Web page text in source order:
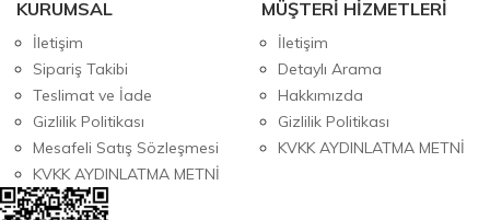
KURUMSAL
İletişim
Sipariş Takibi
Teslimat ve İade
Gizlilik Politikası
Mesafeli Satış Sözleşmesi
KVKK AYDINLATMA METNİ
MÜŞTERİ HİZMETLERİ
İletişim
Detaylı Arama
Hakkımızda
Gizlilik Politikası
KVKK AYDINLATMA METNİ